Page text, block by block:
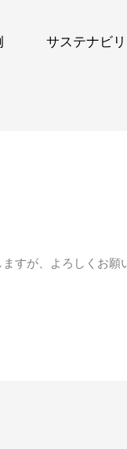
サステナビ
すが、よろしくお願